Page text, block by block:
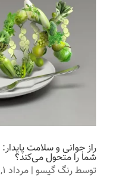
راز جوانی و سلامت
شما را متحول می‌کند؟
توسطرنگ گیسو| مرداد 1, 1404